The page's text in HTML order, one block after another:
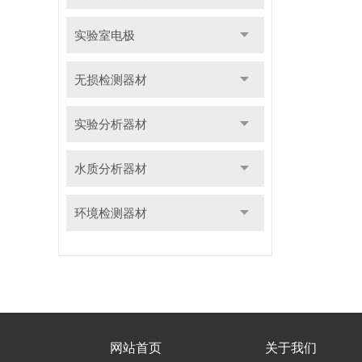
实验室电极
无损检测器材
实验分析器材
水质分析器材
环境检测器材
网站首页 关于我们